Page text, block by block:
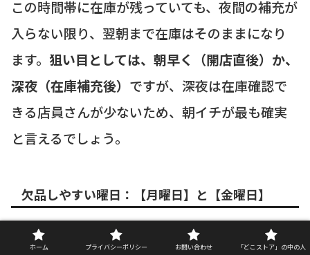
この時間帯に在庫が残っていても、夜間の補充が
入らない限り、翌朝まで在庫はそのままになり
ます。 狙い目としては、朝早く（開店直後）か、
深夜（在庫補充後） ですが、深夜は在庫確認で
きる店員さんが少ないため、朝イチが最も確実
と言えるでしょう。
欠品しやすい曜日：【月曜日】と【金曜日】
曜日の観点で見ると、やはり週の始まりと終わ
ホーム プライバシーポリシー お問い合わせ 「どこストア」の中の人